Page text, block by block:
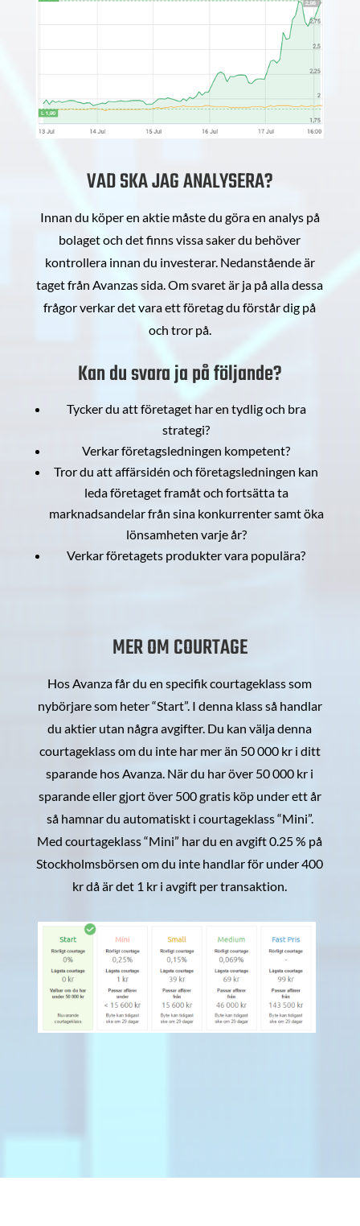
VAD SKA JAG ANALYSERA?
Innan du köper en aktie måste du göra en analys på
bolaget och det finns vissa saker du behöver
kontrollera innan du investerar. Nedanstående är
taget från Avanzas sida. Om svaret är ja på alla dessa
frågor verkar det vara ett företag du förstår dig på
och tror på.
Kan du svara ja på följande?
Tycker du att företaget har en tydlig och bra
strategi?
Verkar företagsledningen kompetent?
Tror du att affärsidén och företagsledningen kan
leda företaget framåt och fortsätta ta
marknadsandelar från sina konkurrenter samt öka
lönsamheten varje år?
Verkar företagets produkter vara populära?
MER OM COURTAGE
Hos Avanza får du en specifik courtageklass som
nybörjare som heter “Start”. I denna klass så handlar
du aktier utan några avgifter. Du kan välja denna
courtageklass om du inte har mer än 50 000 kr i ditt
sparande hos Avanza. När du har över 50 000 kr i
sparande eller gjort över 500 gratis köp under ett år
så hamnar du automatiskt i courtageklass “Mini”.
Med courtageklass “Mini” har du en avgift 0.25 % på
Stockholmsbörsen om du inte handlar för under 400
kr då är det 1 kr i avgift per transaktion.